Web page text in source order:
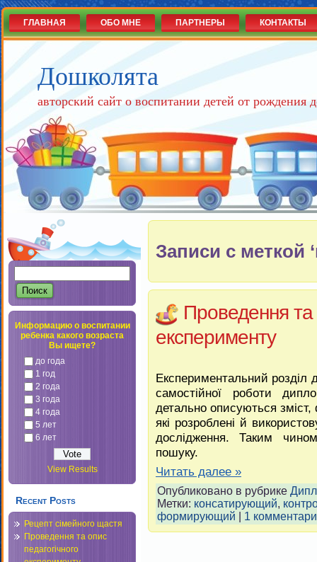
Дошколята
авторский сайт о воспитании детей от рождения
ГЛАВНАЯ ОБО МНЕ ПАРТНЕРЫ КОНТАКТЫ
Информацию о воспитании
ребенка какого возраста
Вы ищете?
до года
1 год
2 года
3 года
4 года
5 лет
6 лет
View Results
Recent Posts
Рецепт сімейного щастя
Проведення та опис
педагогічного
Записи с меткой
Проведення та
експерименту
Експериментальний розділ
самостійної роботи
детально описуються
які розроблені й
дослідження. Таким
пошуку.
Читать далее »
Опубликовано в рубрике
Метки: консатирующий,
формирующий
1